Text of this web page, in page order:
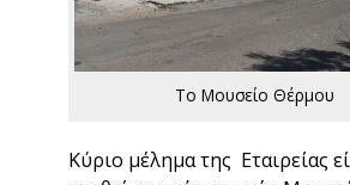
Το Μουσείο Θέρμου
Κύριο μέλημα της Εταιρείας